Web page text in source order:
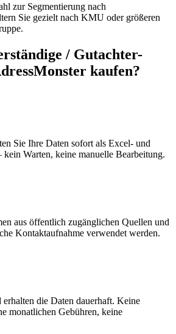
zur Segmentierung nach
Sie gezielt nach KMU oder größeren
/ Gutachter-
kaufen?
Sie Ihre Daten sofort als Excel- und
Warten, keine manuelle Bearbeitung.
aus öffentlich zugänglichen Quellen und
Kontaktaufnahme verwendet werden.
die Daten dauerhaft. Keine
monatlichen Gebühren, keine